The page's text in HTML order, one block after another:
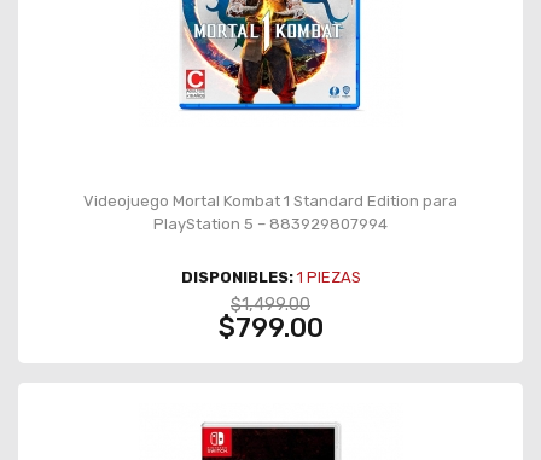
Videojuego Mortal Kombat 1 Standard Edition para
PlayStation 5 – 883929807994
DISPONIBLES: 1 PIEZAS
$1,499.00
$799.00